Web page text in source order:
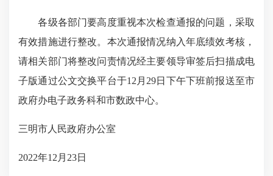
各级各部门要高度重视本次检查通报的问题，采取
有效措施进行整改。本次通报情况纳入年底绩效考核，
请相关部门将整改问责情况经主要领导审签后扫描成电
子版通过公文交换平台于12月29日下午下班前报送至市
政府办电子政务科和市数政中心。
三明市人民政府办公室
2022年12月23日